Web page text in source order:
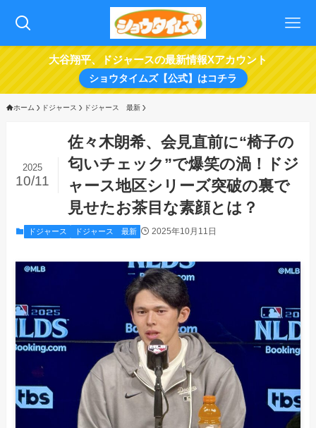
大谷翔平、ドジャースの最新情報Xアカウント
ショウタイムズ【公式】はコチラ
ホーム ドジャース ドジャース 最新
佐々木朗希、会見直前に“椅子の
匂いチェック”で爆笑の渦！ドジ
ャース地区シリーズ突破の裏で
見せたお茶目な素顔とは？
2025
10/11
ドジャース ドジャース 最新 2025年10月11日